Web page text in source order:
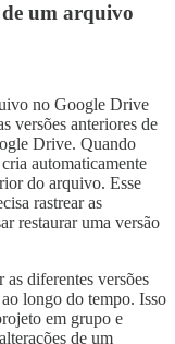
de um arquivo
no Google Drive
versões anteriores de
Drive. Quando
automaticamente
do arquivo. Esse
rastrear as
restaurar uma versão
diferentes versões
longo do tempo. Isso
em grupo e
de um